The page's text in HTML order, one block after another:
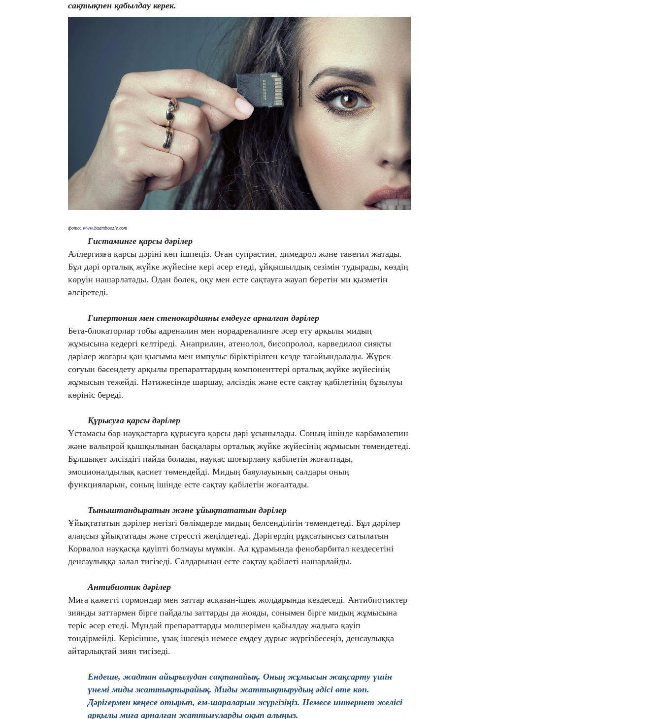
сақтықпен қабылдау керек.
фото: www.baamboozle.com
Гистаминге қарсы дәрілер
Аллергияға қарсы дәріні көп ішпеңіз. Оған супрастин, димедрол және тавегил жатады.
Бұл дәрі орталық жүйке жүйесіне кері әсер етеді, ұйқышылдық сезімін тудырады, көздің
көруін нашарлатады. Одан бөлек, оқу мен есте сақтауға жауап беретін ми қызметін
әлсіретеді.
Гипертония мен стенокардияны емдеуге арналған дәрілер
Бета-блокаторлар тобы адреналин мен норадреналинге әсер ету арқылы мидың
жұмысына кедергі келтіреді. Анаприлин, атенолол, бисопролол, карведилол сияқты
дәрілер жоғары қан қысымы мен импульс біріктірілген кезде тағайындалады. Жүрек
соғуын бәсеңдету арқылы препараттардың компоненттері орталық жүйке жүйесінің
жұмысын тежейді. Нәтижесінде шаршау, әлсіздік және есте сақтау қабілетінің бұзылуы
көрініс береді.
Құрысуға қарсы дәрілер
Ұстамасы бар науқастарға құрысуға қарсы дәрі ұсынылады. Соның ішінде карбамазепин
және вальпрой қышқылынан басқалары орталық жүйке жүйесінің жұмысын төмендетеді.
Бұлшықет әлсіздігі пайда болады, науқас шоғырлану қабілетін жоғалтады,
эмоционалдылық қасиет төмендейді. Мидың баяулауының салдары оның
функцияларын, соның ішінде есте сақтау қабілетін жоғалтады.
Тыныштандыратын және ұйықтататын дәрілер
Ұйықтататын дәрілер негізгі бөлімдерде мидың белсенділігін төмендетеді. Бұл дәрілер
алаңсыз ұйықтатады және стрессті жеңілдетеді. Дәрігердің рұқсатынсыз сатылатын
Корвалол науқасқа қауіпті болмауы мүмкін. Ал құрамында фенобарбитал кездесетіні
денсаулыққа залал тигізеді. Салдарынан есте сақтау қабілеті нашарлайды.
Антибиотикдәрілер
Миға қажетті гормондар мен заттар асқазан-ішек жолдарында кездеседі. Антибиотиктер
зиянды заттармен бірге пайдалы заттарды да жояды, сонымен бірге мидың жұмысына
теріс әсер етеді. Мұндай препараттарды мөлшерімен қабылдау жадыға қауіп
төндірмейді. Керісінше, ұзақ ішсеңіз немесе емдеу дұрыс жүргізбесеңіз, денсаулыққа
айтарлықтай зиян тигізеді.
Ендеше, жадтан айырылудан сақтанайық. Оның жұмысын жақсарту үшін
үнемі миды жаттықтырайық. Миды жаттықтырудың әдісі өте көп.
Дәрігермен кеңесе отырып, ем-шараларын жүргізіңіз. Немесе интернет желісі
арқылы миға арналған жаттығуларды оқып алыңыз.